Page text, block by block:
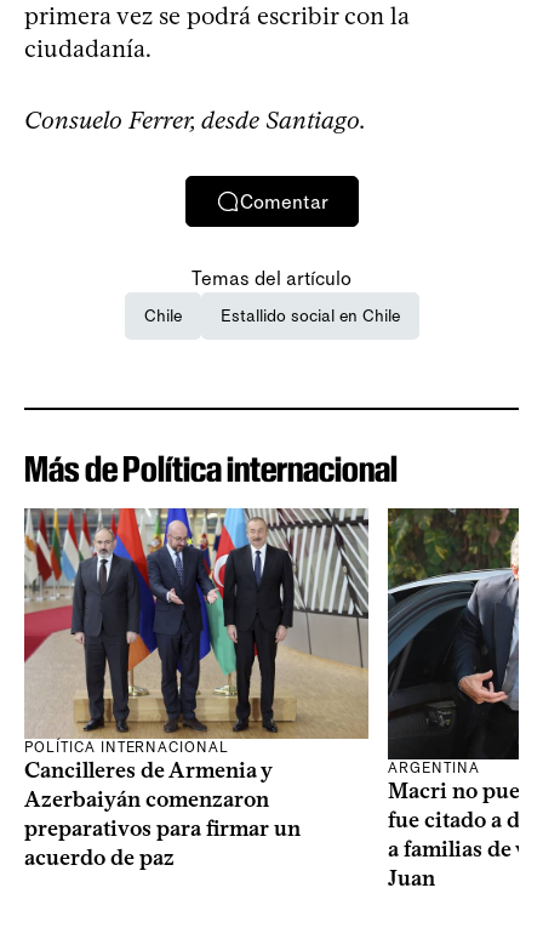
primera vez se podrá escribir con la
ciudadanía.
Consuelo Ferrer, desde Santiago.
Comentar
Temas del artículo
Chile Estallido social en Chile
Más de Política internacional
POLÍTICA INTERNACIONAL
Cancilleres de Armenia y
Azerbaiyán comenzaron
preparativos para firmar un
acuerdo de paz
ARGENTINA
Macri no
fue citado a
a familias de
Juan